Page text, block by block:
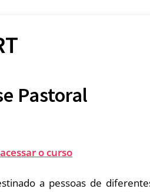
Pastoral
o curso
a pessoas de